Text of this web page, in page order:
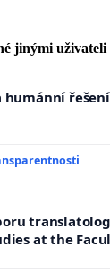
jinými uživateli
humánní
at the